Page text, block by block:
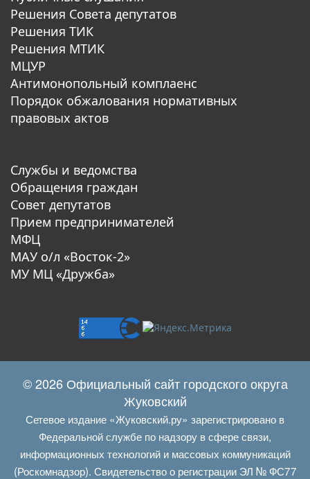
Решения Совета депутатов
Решения ТИК
Решения МТИК
МЦУР
Антимонопольный комплаенс
Порядок обжалования нормативных
правовых актов
Службы и ведомства
Обращения граждан
Совет депутатов
Прием предпринимателей
МФЦ
МАУ о/л «Восток-2»
МУ МЦ «Дружба»
© 2026 Официальный сайт городского округа
Жуковский
Сетевое издание «Жуковский.ру» зарегистрировано в
Федеральной службе по надзору в сфере связи,
информационных технологий и массовых коммуникаций
(Роскомнадзор). Свидетельство о регистрации ЭЛ № ФС77